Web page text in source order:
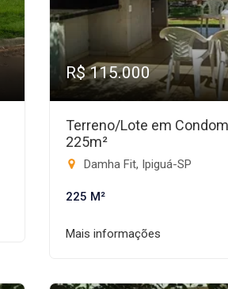
R$ 115.000
Terreno/Lote em
225m²
Damha Fit, Ipiguá-SP
225 M²
Mais informações